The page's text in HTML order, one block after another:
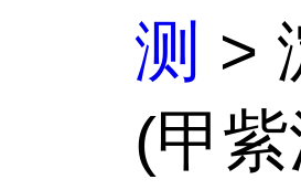
测 >
(甲